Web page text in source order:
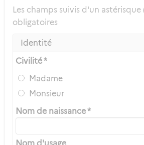
Les champs suivis d'un astérisque
obligatoires
Identité
Civilité *
Madame
Monsieur
Nom de naissance *